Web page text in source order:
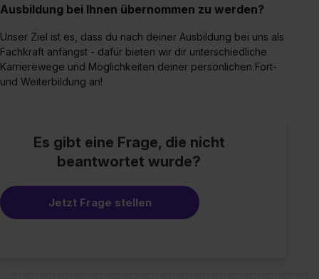
Ausbildung bei Ihnen übernommen zu werden?
Unser Ziel ist es, dass du nach deiner Ausbildung bei uns als
Fachkraft anfängst - dafür bieten wir dir unterschiedliche
Karrierewege und Möglichkeiten deiner persönlichen Fort-
und Weiterbildung an!
Es gibt eine Frage, die nicht
beantwortet wurde?
Jetzt Frage stellen